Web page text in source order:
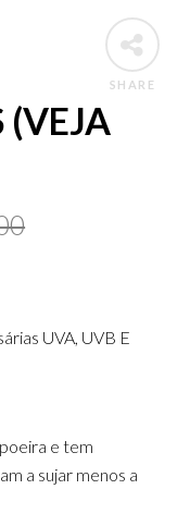
SHARE
(VEJA
Original
Current
UVA, UVB E
e tem
a sujar menos a